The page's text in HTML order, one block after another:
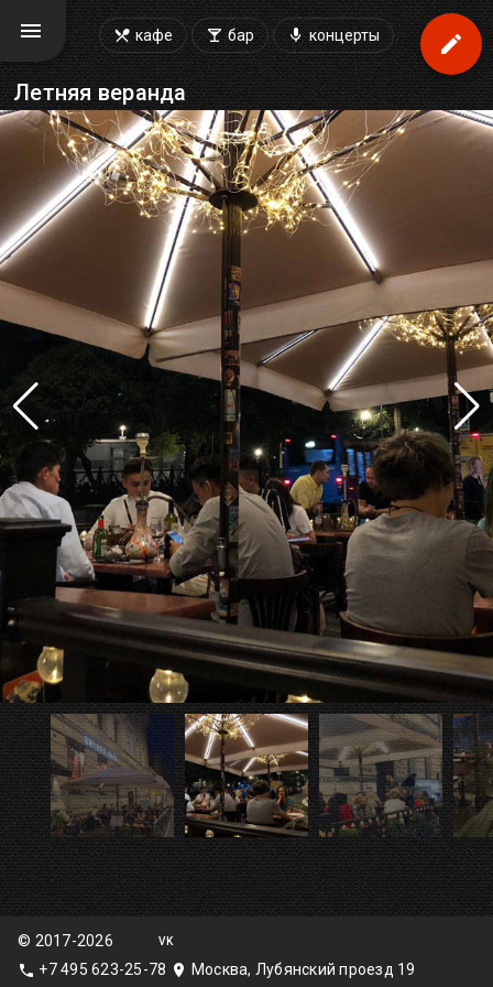
кафе бар концерты
Летняя веранда
© 2017-2026 VK
+7 495 623-25-78 Москва, Лубянский проезд 19